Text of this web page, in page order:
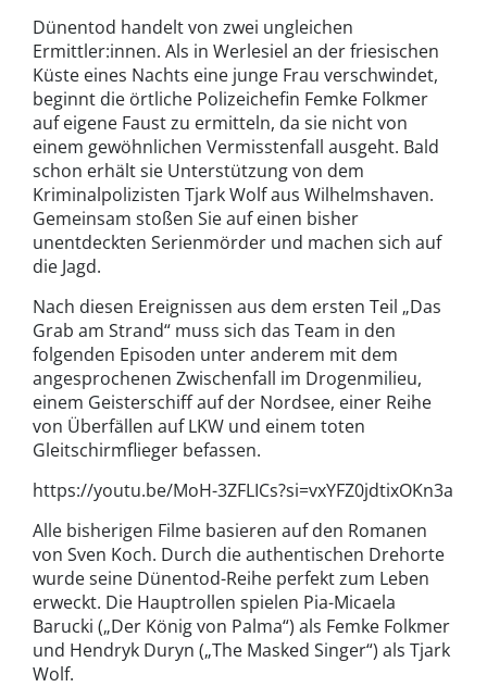
Dünentod handelt von zwei ungleichen
Ermittler:innen. Als in Werlesiel an der friesischen
Küste eines Nachts eine junge Frau verschwindet,
beginnt die örtliche Polizeichefin Femke Folkmer
auf eigene Faust zu ermitteln, da sie nicht von
einem gewöhnlichen Vermisstenfall ausgeht. Bald
schon erhält sie Unterstützung von dem
Kriminalpolizisten Tjark Wolf aus Wilhelmshaven.
Gemeinsam stoßen Sie auf einen bisher
unentdeckten Serienmörder und machen sich auf
die Jagd.
Nach diesen Ereignissen aus dem ersten Teil „Das
Grab am Strand“ muss sich das Team in den
folgenden Episoden unter anderem mit dem
angesprochenen Zwischenfall im Drogenmilieu,
einem Geisterschiff auf der Nordsee, einer Reihe
von Überfällen auf LKW und einem toten
Gleitschirmflieger befassen.
https://youtu.be/MoH-3ZFLICs?si=vxYFZ0jdtixOKn3a
Alle bisherigen Filme basieren auf den Romanen
von Sven Koch. Durch die authentischen Drehorte
wurde seine Dünentod-Reihe perfekt zum Leben
erweckt. Die Hauptrollen spielen Pia-Micaela
Barucki („Der König von Palma“) als Femke Folkmer
und Hendryk Duryn („The Masked Singer“) als Tjark
Wolf.